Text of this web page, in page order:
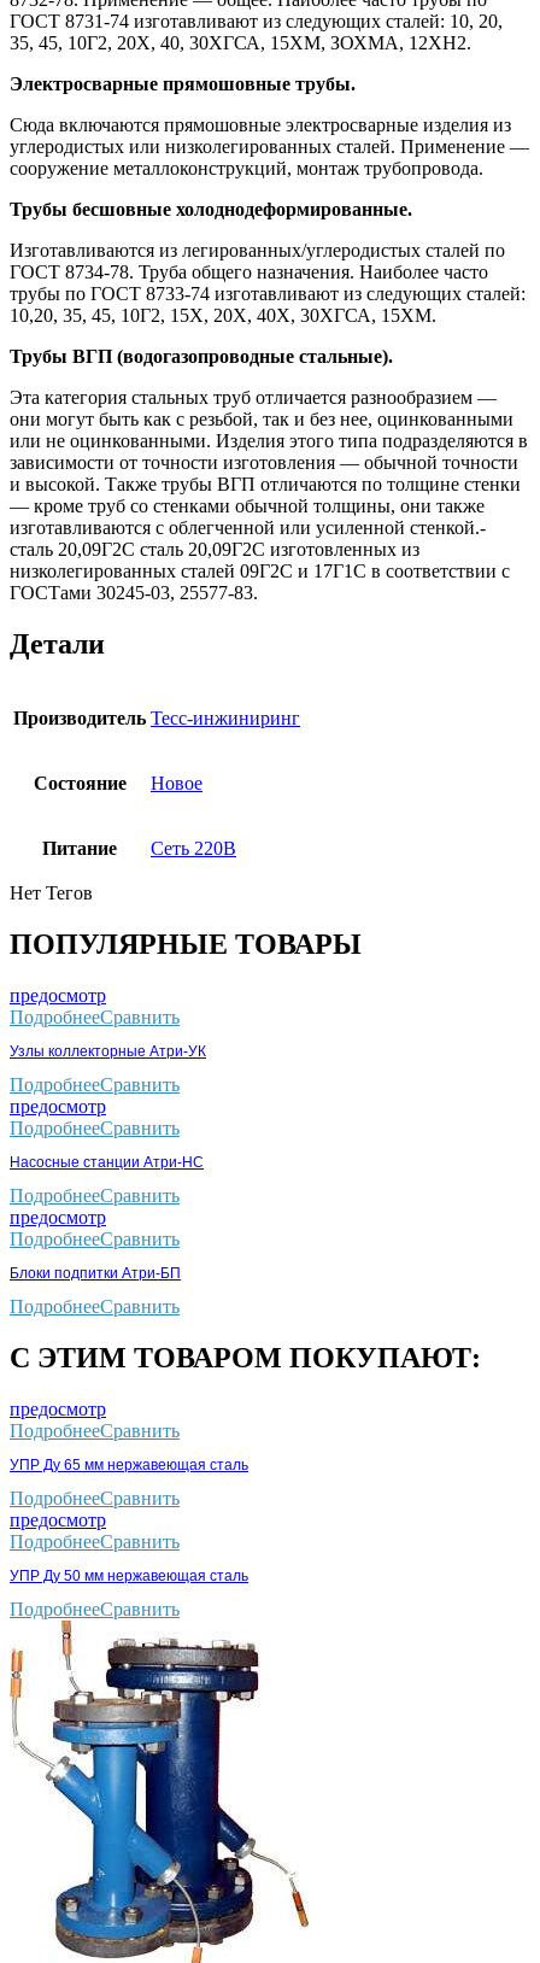
ГОСТ 8731-74 изготавливают из следующих сталей: 10, 20,
35, 45, 10Г2, 20Х, 40, 30ХГСА, 15ХМ, ЗОХМА, 12ХН2.
Электросварные прямошовные трубы.
Сюда включаются прямошовные электросварные изделия из
углеродистых или низколегированных сталей. Применение —
сооружение металлоконструкций, монтаж трубопровода.
Трубы бесшовные холоднодеформированные.
Изготавливаются из легированных/углеродистых сталей по
ГОСТ 8734-78. Труба общего назначения. Наиболее часто
трубы по ГОСТ 8733-74 изготавливают из следующих сталей:
10,20, 35, 45, 10Г2, 15Х, 20Х, 40Х, 30ХГСА, 15ХМ.
Трубы ВГП (водогазопроводные стальные).
Эта категория стальных труб отличается разнообразием —
они могут быть как с резьбой, так и без нее, оцинкованными
или не оцинкованными. Изделия этого типа подразделяются в
зависимости от точности изготовления — обычной точности
и высокой. Также трубы ВГП отличаются по толщине стенки
— кроме труб со стенками обычной толщины, они также
изготавливаются с облегченной или усиленной стенкой.-
сталь 20,09Г2С сталь 20,09Г2С изготовленных из
низколегированных сталей 09Г2С и 17Г1С в соответствии с
ГОСТами 30245-03, 25577-83.
Детали
Производитель Тесс-инжиниринг
Состояние Новое
Питание Сеть 220В
Нет Тегов
ПОПУЛЯРНЫЕ ТОВАРЫ
предосмотр
ПодробнееСравнить
Узлы коллекторные Атри-УК
ПодробнееСравнить
предосмотр
ПодробнееСравнить
Насосные станции Атри-НС
ПодробнееСравнить
предосмотр
ПодробнееСравнить
Блоки подпитки Атри-БП
ПодробнееСравнить
С ЭТИМ ТОВАРОМ ПОКУПАЮТ:
предосмотр
ПодробнееСравнить
УПР Ду 65 мм нержавеющая сталь
ПодробнееСравнить
предосмотр
ПодробнееСравнить
УПР Ду 50 мм нержавеющая сталь
ПодробнееСравнить